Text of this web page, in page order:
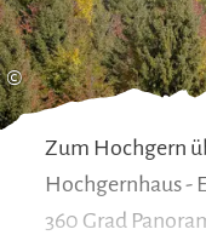
©
Zum Hochgern
Hochgernhaus -
360 Grad